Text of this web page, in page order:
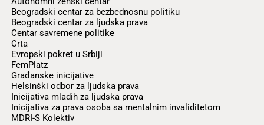
Beogradski centar za bezbednosnu politiku
Beogradski centar za ljudska prava
Centar savremene politike
Crta
Evropski pokret u Srbiji
FemPlatz
Građanske inicijative
Helsinški odbor za ljudska prava
Inicijativa mladih za ljudska prava
Inicijativa za prava osoba sa mentalnim invaliditetom
MDRI-S Kolektiv